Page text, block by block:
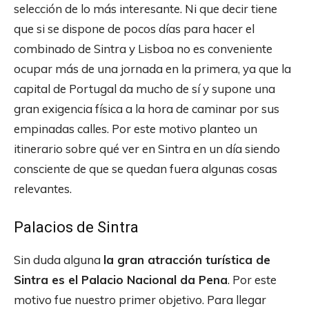
selección de lo más interesante. Ni que decir tiene
que si se dispone de pocos días para hacer el
combinado de Sintra y Lisboa no es conveniente
ocupar más de una jornada en la primera, ya que la
capital de Portugal da mucho de sí y supone una
gran exigencia física a la hora de caminar por sus
empinadas calles. Por este motivo planteo un
itinerario sobre qué ver en Sintra en un día siendo
consciente de que se quedan fuera algunas cosas
relevantes.
Palacios de Sintra
Sin duda alguna la gran atracción turística de
Sintra es el Palacio Nacional da Pena. Por este
motivo fue nuestro primer objetivo. Para llegar